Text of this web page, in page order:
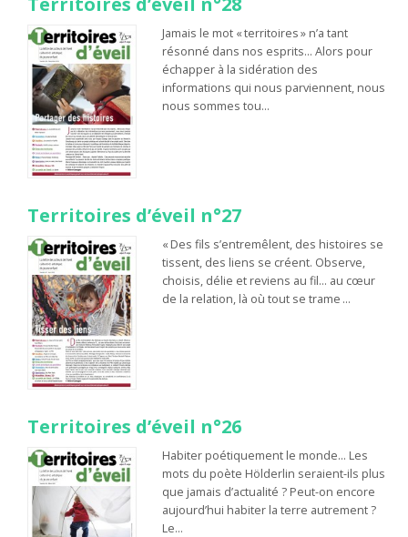
Jamais le mot « territoires » n’a tant
résonné dans nos esprits… Alors pour
échapper à la sidération des
informations qui nous parviennent, nous
nous sommes tou…
Territoires d’éveil n°27
« Des fils s’entremêlent, des histoires se
tissent, des liens se créent. Observe,
choisis, délie et reviens au fil… au cœur
de la relation, là où tout se trame …
Territoires d’éveil n°26
Habiter poétiquement le monde… Les
mots du poète Hölderlin seraient-ils plus
que jamais d’actualité ? Peut-on encore
aujourd’hui habiter la terre autrement ?
Le…